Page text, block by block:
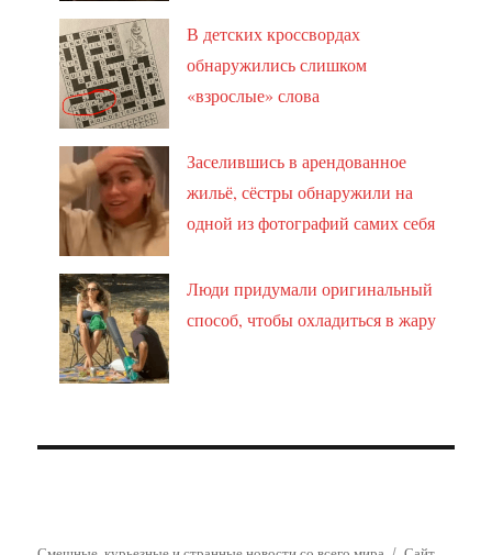
В детских кроссвордах
обнаружились слишком
«взрослые» слова
Заселившись в арендованное
жильё, сёстры обнаружили на
одной из фотографий самих себя
Люди придумали оригинальный
способ, чтобы охладиться в жару